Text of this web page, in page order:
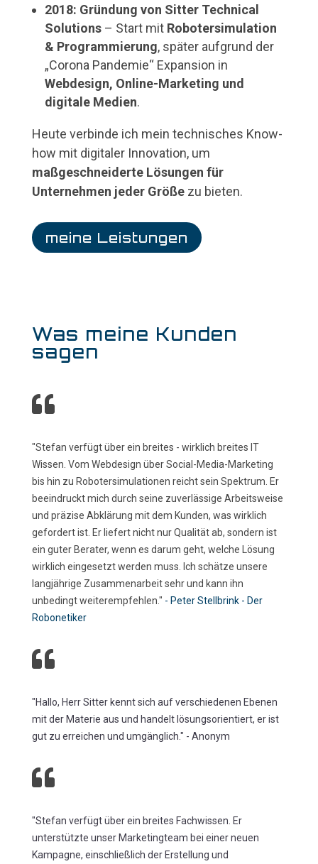
2018: Gründung von Sitter Technical
Solutions– Start mit Robotersimulation
& Programmierung, später aufgrund der
„Corona Pandemie“ Expansion in
Webdesign, Online-Marketing und
digitale Medien.
Heute verbinde ich mein technisches Know-
how mit digitaler Innovation, um
maßgeschneiderte Lösungen für
Unternehmen jeder Größezu bieten.
meine Leistungen
Was meine Kunden
sagen

"Stefan verfügt über ein breites - wirklich breites IT
Wissen. Vom Webdesign über Social-Media-Marketing
bis hin zu Robotersimulationen reicht sein Spektrum. Er
beeindruckt mich durch seine zuverlässige Arbeitsweise
und präzise Abklärung mit dem Kunden, was wirklich
gefordert ist. Er liefert nicht nur Qualität ab, sondern ist
ein guter Berater, wenn es darum geht, welche Lösung
wirklich eingesetzt werden muss. Ich schätze unsere
langjährige Zusammenarbeit sehr und kann ihn
unbedingt weiterempfehlen." - Peter Stellbrink - Der
Robonetiker

"Hallo, Herr Sitter kennt sich auf verschiedenen Ebenen
mit der Materie aus und handelt lösungsorientiert, er ist
gut zu erreichen und umgänglich." - Anonym

"Stefan verfügt über ein breites Fachwissen. Er
unterstützte unser Marketingteam bei einer neuen
Kampagne, einschließlich der Erstellung und